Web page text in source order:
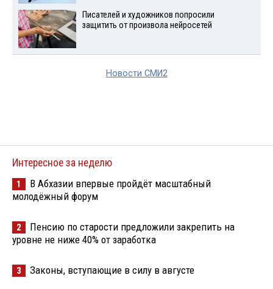
Писателей и художников попросили
защитить от произвола нейросетей
Новости СМИ2
Интересное за неделю
1
В Абхазии впервые пройдёт масштабный
молодёжный форум
2
Пенсию по старости предложили закрепить на
уровне не ниже 40% от заработка
3 Законы, вступающие в силу в августе